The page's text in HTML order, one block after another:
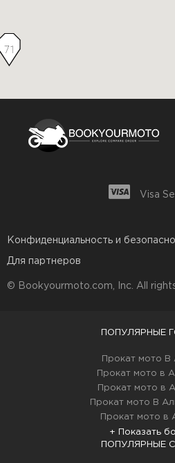
71
Visa
Конфиденциальность и
Для партнеров
© Bookyourmoto.com, Inc. All
ПОПУЛЯРНЫЕ
Прокат мото В
Прокат мото в
Прокат мото в
Прокат мото В
Прокат мото в
+ Показать
ПОПУЛЯРНЫЕ